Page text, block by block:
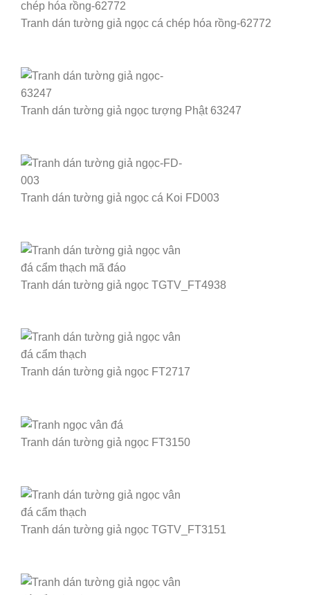
Tranh dán tường giả ngọc cá chép hóa rồng-62772
Tranh dán tường giả ngọc tượng Phật 63247
Tranh dán tường giả ngọc cá Koi FD003
Tranh dán tường giả ngọc TGTV_FT4938
Tranh dán tường giả ngọc FT2717
Tranh dán tường giả ngọc FT3150
Tranh dán tường giả ngọc TGTV_FT3151